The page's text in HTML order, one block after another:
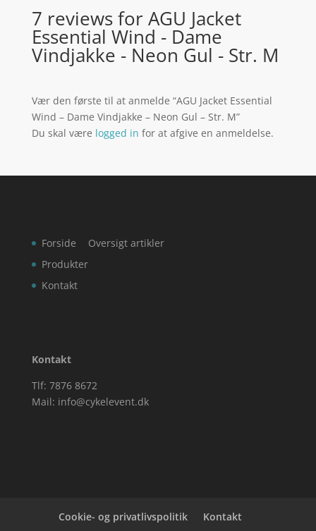
7 reviews forAGU Jacket
Essential Wind - Dame
Vindjakke - Neon Gul - Str. M
Vær den første til at anmelde “AGU Jacket Essential
Wind – Dame Vindjakke – Neon Gul – Str. M”
Du skal være logged in for at afgive en anmeldelse.
Forside
Produkter
Kontakt
Oversigt artikler
Kontakt
Tlf: 7876 8672
Mail: info@cykelevent.dk
Cookie- og privatlivspolitik Kontakt